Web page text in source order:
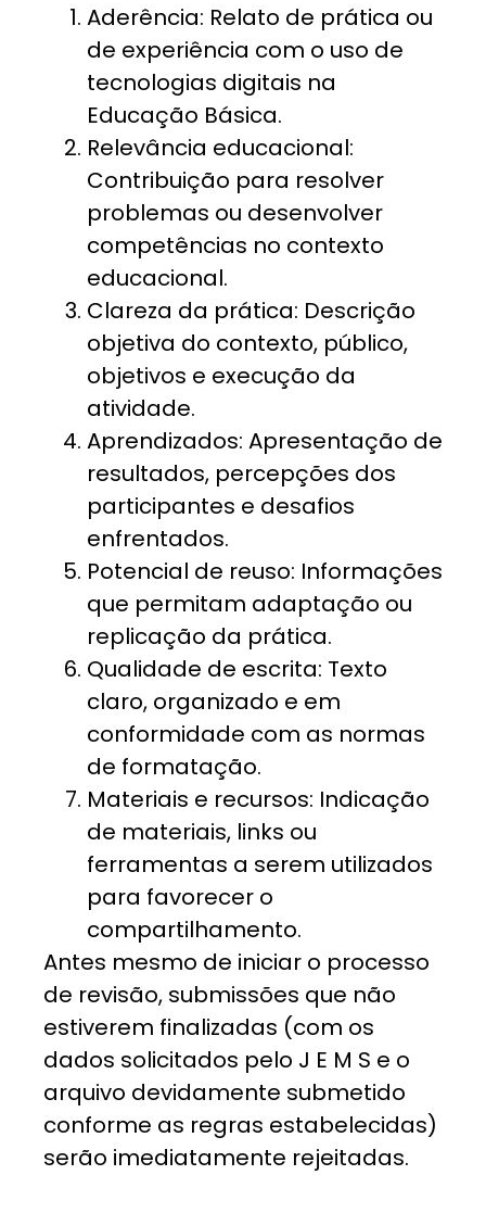
Aderência: Relato de prática ou
de experiência com o uso de
tecnologias digitais na
Educação Básica.
Relevância educacional:
Contribuição para resolver
problemas ou desenvolver
competências no contexto
educacional.
Clareza da prática: Descrição
objetiva do contexto, público,
objetivos e execução da
atividade.
Aprendizados: Apresentação de
resultados, percepções dos
participantes e desafios
enfrentados.
Potencial de reuso: Informações
que permitam adaptação ou
replicação da prática.
Qualidade de escrita: Texto
claro, organizado e em
conformidade com as normas
de formatação.
Materiais e recursos: Indicação
de materiais, links ou
ferramentas a serem utilizados
para favorecer o
compartilhamento.
Antes mesmo de iniciar o processo
de revisão, submissões que não
estiverem finalizadas (com os
dados solicitados pelo J E M S e o
arquivo devidamente submetido
conforme as regras estabelecidas)
serão imediatamente rejeitadas.